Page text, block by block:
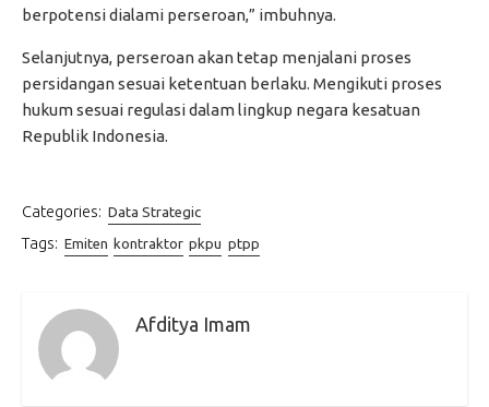
berpotensi dialami perseroan,” imbuhnya.
Selanjutnya, perseroan akan tetap menjalani proses
persidangan sesuai ketentuan berlaku. Mengikuti proses
hukum sesuai regulasi dalam lingkup negara kesatuan
Republik Indonesia.
Categories: Data Strategic
Tags: Emiten kontraktor pkpu ptpp
Afditya Imam